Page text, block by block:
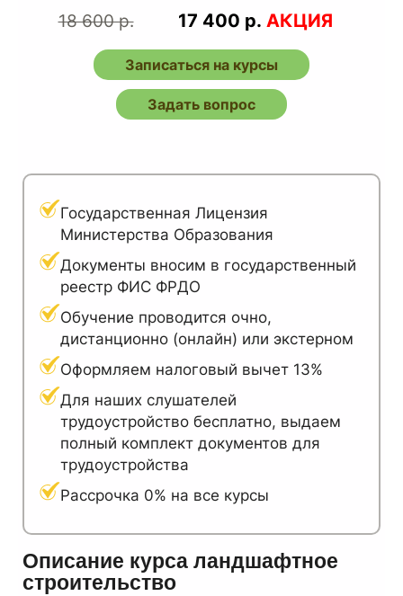
18 600 р. 17 400 р. АКЦИЯ
Записаться на курсы
Задать вопрос
Государственная Лицензия
Министерства Образования
Документы вносим в государственный
реестр ФИС ФРДО
Обучение проводится очно,
дистанционно (онлайн) или экстерном
Оформляем налоговый вычет 13%
Для наших слушателей
трудоустройство бесплатно, выдаем
полный комплект документов для
трудоустройства
Рассрочка 0% на все курсы
Описание курса ландшафтное
строительство